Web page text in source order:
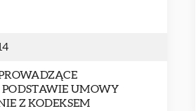
UMOWY
Z KODEKSEM